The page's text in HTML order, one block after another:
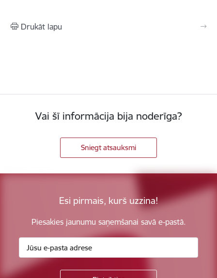
Drukāt lapu
Vai šī informācija bija noderīga?
Sniegt atsauksmi
Esi pirmais, kurš uzzina!
Piesakies jaunumu saņemšanai savā e-pastā.